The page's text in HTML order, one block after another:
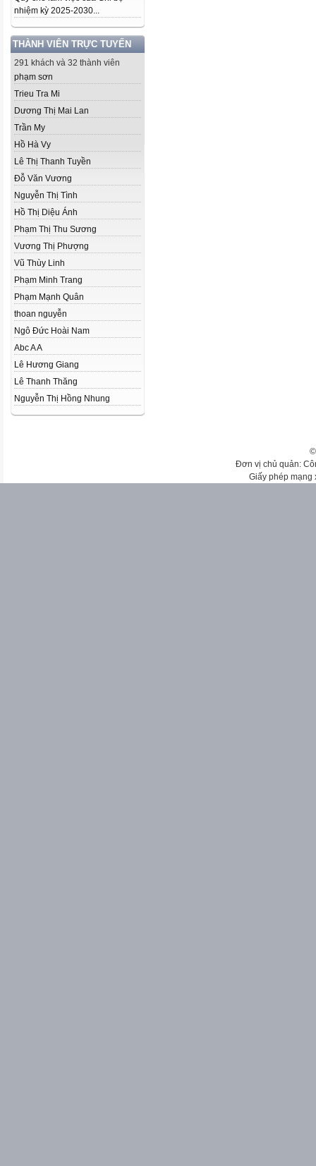
nhiệm kỳ 2025-2030...
THÀNH VIÊN TRỰC TUYẾN
291 khách và 32 thành viên
phạm sơn
Trieu Tra Mi
Dương Thị Mai Lan
Trần My
Hồ Hà Vy
Lê Thị Thanh Tuyền
Đỗ Văn Vương
Nguyễn Thị Tình
Hồ Thị Diệu Ánh
Phạm Thị Thu Sương
Vương Thị Phượng
Vũ Thùy Linh
Phạm Minh Trang
Phạm Mạnh Quân
thoan nguyễn
Ngô Đức Hoài Nam
Abc A A
Lê Hương Giang
Lê Thanh Thăng
Nguyễn Thị Hồng Nhung
Đơn vị chủ quản:
Giấy phép mạng